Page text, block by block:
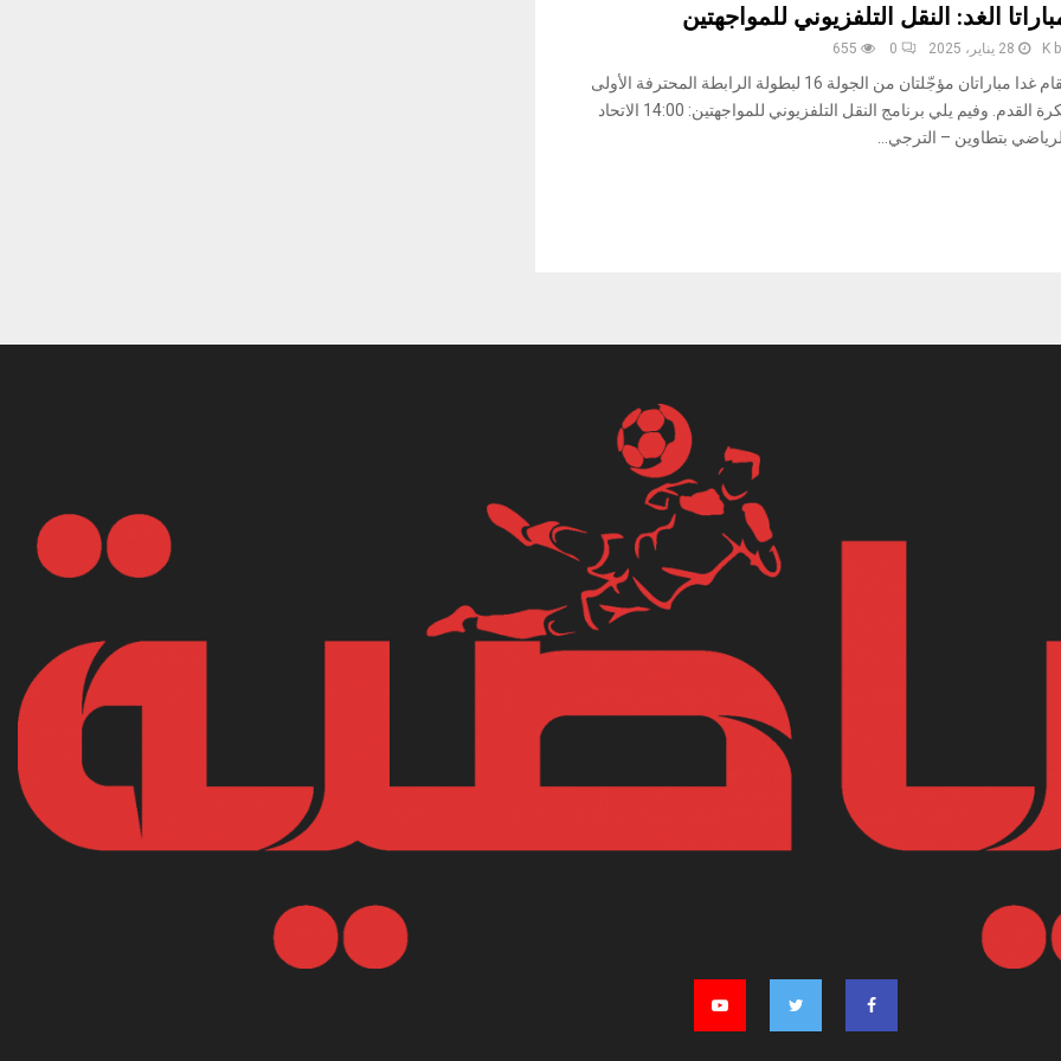
الغد: النقل التلفزيوني للمواجهتين
K 28 يناير، 2025 0
655
تُقام غدا مباراتان مؤجّلتان من الجولة 16 لبطولة الرابطة المحترفة الأولى
لكرة القدم. وفيم يلي برنامج النقل التلفزيوني للمواجهتين: 14:00 الاتحاد
بتطاوين – الترجي...